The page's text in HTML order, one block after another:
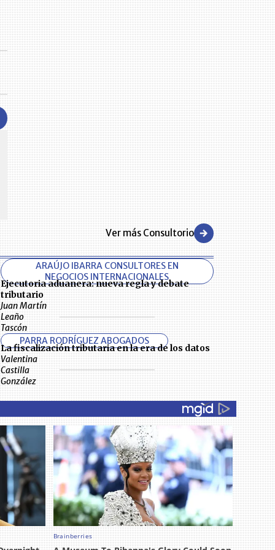
primeras empresas
Ver más Consultorio
ARAÚJO IBARRA CONSULTORES EN
NEGOCIOS INTERNACIONALES
Ejecutoria aduanera: nueva regla y debate
tributario
Juan Martín
Leaño
Tascón
PARRA RODRÍGUEZ ABOGADOS
La fiscalización tributaria en la era de los datos
Valentina
Castilla
González